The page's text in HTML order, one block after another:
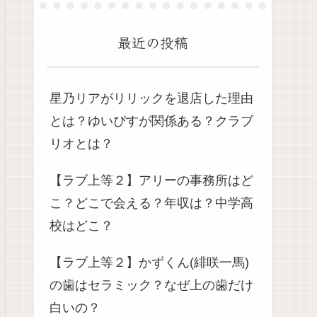
最近の投稿
星乃リアがリリックを退店した理由
とは？ゆいぴすが関係ある？クラブ
リオとは？
【ラブ上等２】アリーの事務所はど
こ？どこで会える？年収は？中学高
校はどこ？
【ラブ上等２】かずくん(緋咲一馬)
の歯はセラミック？なぜ上の歯だけ
白いの？